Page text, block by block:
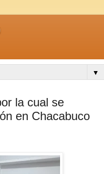
▼
la cual se
en Chacabuco